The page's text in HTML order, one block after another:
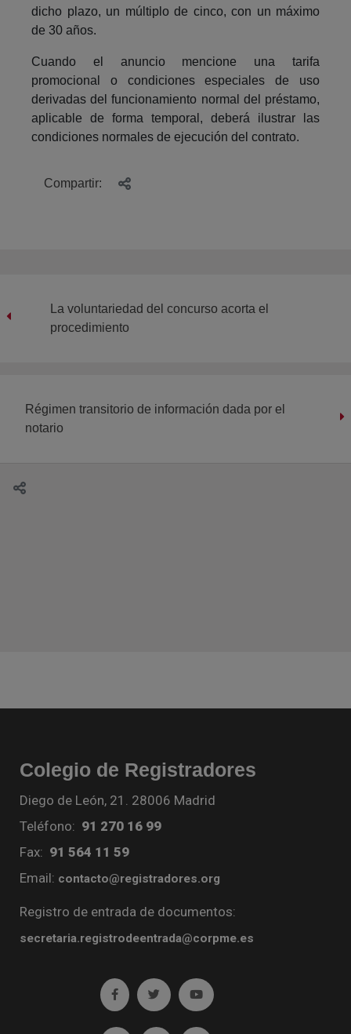
dicho plazo, un múltiplo de cinco, con un máximo
de 30 años.
Cuando el anuncio mencione una tarifa
promocional o condiciones especiales de uso
derivadas del funcionamiento normal del préstamo,
aplicable de forma temporal, deberá ilustrar las
condiciones normales de ejecución del contrato.
Compartir:
La voluntariedad del concurso acorta el
procedimiento
Régimen transitorio de información dada por el
notario
Colegio de Registradores
Diego de León, 21. 28006 Madrid
Teléfono: 91 270 16 99
Fax: 91 564 11 59
Email: contacto@registradores.org
Registro de entrada de documentos:
secretaria.registrodeentrada@corpme.es
Ir a facebook (abre en ventana nueva)
Ir a twitter (abre en ventana nueva)
Ir a YouTube (abre en